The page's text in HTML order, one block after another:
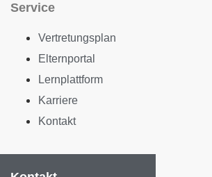
Service
Vertretungsplan
Elternportal
Lernplattform
Karriere
Kontakt